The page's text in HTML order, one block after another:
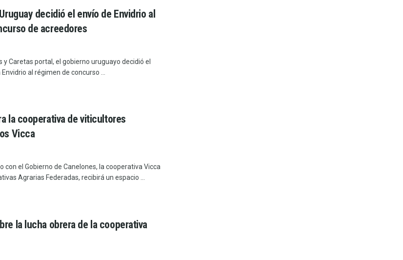
decidió el envío de Envidrio al
de acreedores
y Caretas portal, el gobierno uruguayo decidió el
al régimen de concurso ...
la cooperativa de viticultores
Vicca
con el Gobierno de Canelones, la cooperativa Vicca
Agrarias Federadas, recibirá un espacio ...
la lucha obrera de la cooperativa